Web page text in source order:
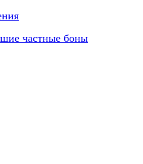
частные боны